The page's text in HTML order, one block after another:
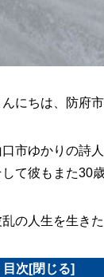
んにちは、防府
口市ゆかりの詩
して彼もまた30
乱の人生を生き
目次 [閉じる]